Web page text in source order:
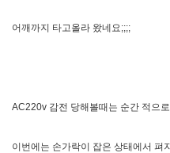
어깨까지 타고올라 왔네요;;;;
AC220v 감전 당해볼때는 순간 적으
이번에는 손가락이 잡은 상태에서 펴